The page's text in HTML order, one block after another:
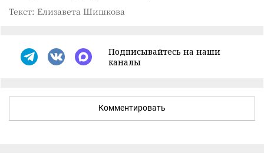
Текст: Елизавета Шишкова
Подписывайтесь на наши
каналы
Комментировать